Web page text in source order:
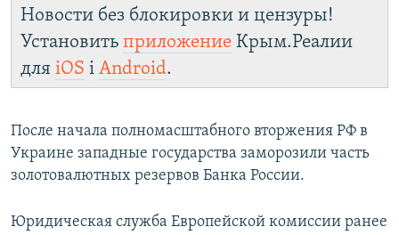
Новости без блокировки и цензуры!
Установить приложение Крым.Реалии
для iOS і Android.
После начала полномасштабного вторжения РФ в
Украине западные государства заморозили часть
золотовалютных резервов Банка России.
Юридическая служба Европейской комиссии ранее